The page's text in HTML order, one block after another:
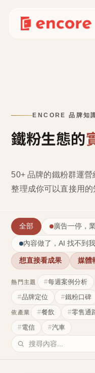
ENCORE 品牌知
鐵粉生態的
50+ 品牌的鐵粉群運營
整理成你可以直接用的
全部 廣告一停，
內容做了，AI 找不到我
想直接看成果 媒體
熱門主題 每週案例分析
品牌定位
鐵粉口碑
依產業 餐飲 零售通
電信
汽車